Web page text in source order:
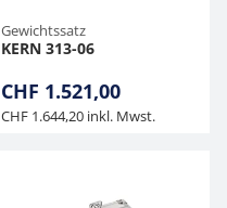
Gewichtssatz
KERN 313-06
CHF 1.521,00
CHF 1.644,20 inkl. Mwst.